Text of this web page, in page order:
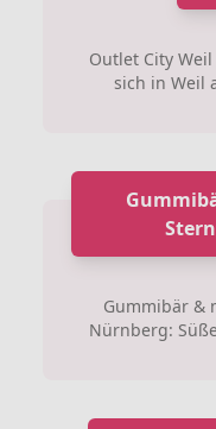
Outlet City
sich in Weil
Gummibär &
Nürnberg: